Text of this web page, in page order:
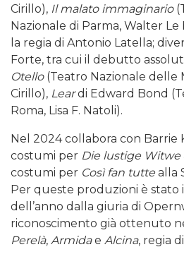
Cirillo), Il malato immaginario
Nazionale di Parma, Walter Le
la regia di Antonio Latella;
Forte, tra cui il debutto
Otello(Teatro Nazionale delle
Cirillo), Leardi Edward Bond
Roma, Lisa F. Natoli).
Nel 2024 collabora con Barrie
costumi per Die lustige Witwe
costumi per Così fan tutte alla
Per queste produzioni è stato
dell’anno dalla giuria di
riconoscimento già ottenuto
Perelà, Armidae Alcina, regia